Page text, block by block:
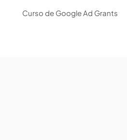
Curso de Google Ad Grants